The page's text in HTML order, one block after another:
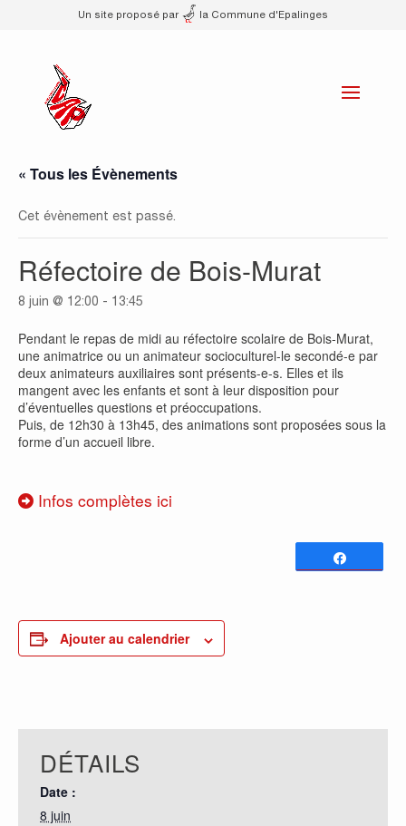
Un site proposé par la Commune d'Epalinges
« Tous les Évènements
Cet évènement est passé.
Réfectoire de Bois-Murat
8 juin @ 12:00 - 13:45
Pendant le repas de midi au réfectoire scolaire de Bois-Murat,
une animatrice ou un animateur socioculturel-le secondé-e par
deux animateurs auxiliaires sont présents-e-s. Elles et ils
mangent avec les enfants et sont à leur disposition pour
d’éventuelles questions et préoccupations.
Puis, de 12h30 à 13h45, des animations sont proposées sous la
forme d’un accueil libre.
Infos complètes ici
Ajouter au calendrier
DÉTAILS
Date :
8 juin